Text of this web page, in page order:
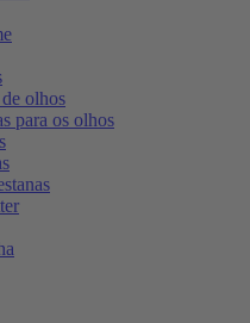
olhos
para os olhos